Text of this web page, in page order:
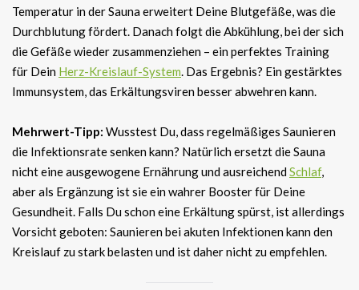
Temperatur in der Sauna erweitert Deine Blutgefäße, was die
Durchblutung fördert. Danach folgt die Abkühlung, bei der sich
die Gefäße wieder zusammenziehen – ein perfektes Training
für Dein Herz-Kreislauf-System. Das Ergebnis? Ein gestärktes
Immunsystem, das Erkältungsviren besser abwehren kann.
Mehrwert-Tipp: Wusstest Du, dass regelmäßiges Saunieren
die Infektionsrate senken kann? Natürlich ersetzt die Sauna
nicht eine ausgewogene Ernährung und ausreichendSchlaf,
aber als Ergänzung ist sie ein wahrer Booster für Deine
Gesundheit. Falls Du schon eine Erkältung spürst, ist allerdings
Vorsicht geboten: Saunieren bei akuten Infektionen kann den
Kreislauf zu stark belasten und ist daher nicht zu empfehlen.